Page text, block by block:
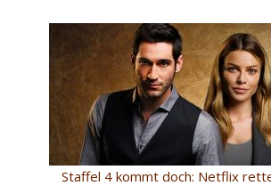
Staffel 4 kommt doch: Netflix